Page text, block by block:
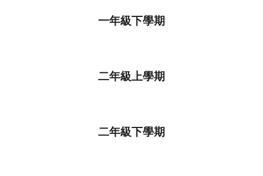
一年級下學期
二年級上學期
二年級下學期